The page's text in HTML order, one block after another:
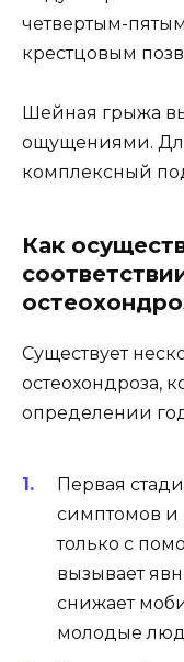
четвертым-
крестцовым
Шейная грыжа
ощущениями.
комплексный
Как
Существует
остеохондроза,
определении
Первая
симптомов и
только с
вызывает
снижает
молодые